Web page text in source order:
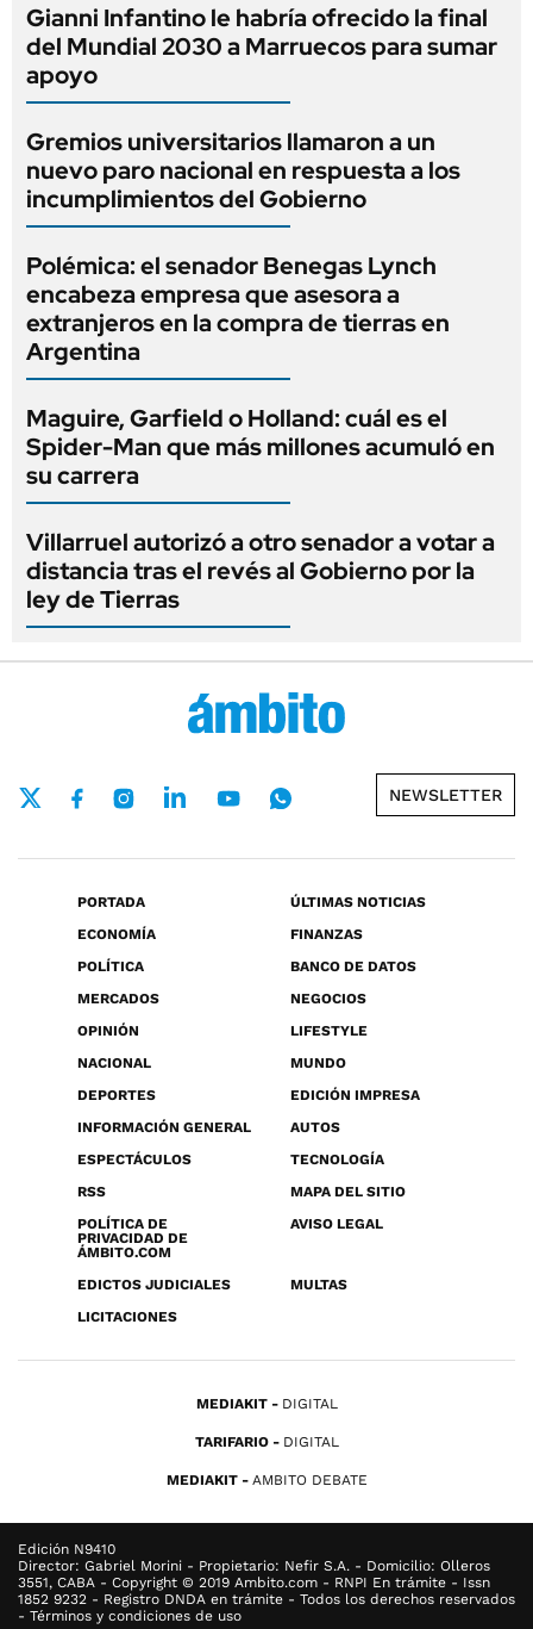
Gianni Infantino le habría ofrecido la final
del Mundial 2030 a Marruecos para sumar
apoyo
Gremios universitarios llamaron a un
nuevo paro nacional en respuesta a los
incumplimientos del Gobierno
Polémica: el senador Benegas Lynch
encabeza empresa que asesora a
extranjeros en la compra de tierras en
Argentina
Maguire, Garfield o Holland: cuál es el
Spider-Man que más millones acumuló en
su carrera
Villarruel autorizó a otro senador a votar a
distancia tras el revés al Gobierno por la
ley de Tierras
NEWSLETTER
PORTADA
ÚLTIMAS NOTICIAS
ECONOMÍA
FINANZAS
POLÍTICA
BANCO DE DATOS
MERCADOS
NEGOCIOS
OPINIÓN
LIFESTYLE
NACIONAL
MUNDO
DEPORTES
EDICIÓN IMPRESA
INFORMACIÓN GENERAL
AUTOS
ESPECTÁCULOS
TECNOLOGÍA
RSS
MAPA DEL SITIO
POLÍTICA DE
PRIVACIDAD DE
ÁMBITO.COM
AVISO LEGAL
EDICTOS JUDICIALES
MULTAS
LICITACIONES
MEDIAKIT DIGITAL
TARIFARIO DIGITAL
MEDIAKIT AMBITO DEBATE
Edición N9410
Director: Gabriel Morini - Propietario: Nefir S.A. - Domicilio: Olleros
3551, CABA - Copyright © 2019 Ambito.com - RNPI En trámite - Issn
1852 9232 - Registro DNDA en trámite - Todos los derechos reservados
- Términos y condiciones de uso